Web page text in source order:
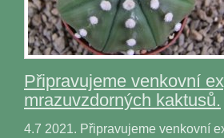
Připravujeme venkovní
mrazuvzdorných kaktusů.
4.7 2021. Připravujeme venkovní